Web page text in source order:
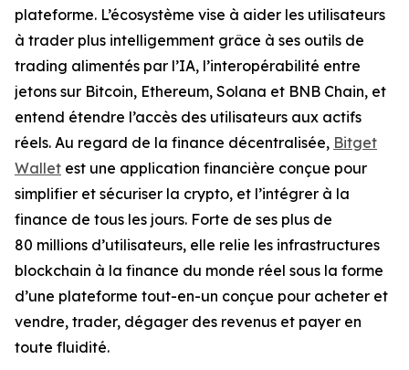
plateforme. L’écosystème vise à aider les utilisateurs
à trader plus intelligemment grâce à ses outils de
trading alimentés par l’IA, l’interopérabilité entre
jetons sur Bitcoin, Ethereum, Solana et BNB Chain, et
entend étendre l’accès des utilisateurs aux actifs
réels. Au regard de la finance décentralisée, Bitget
Wallet est une application financière conçue pour
simplifier et sécuriser la crypto, et l’intégrer à la
finance de tous les jours. Forte de ses plus de
80 millions d’utilisateurs, elle relie les infrastructures
blockchain à la finance du monde réel sous la forme
d’une plateforme tout-en-un conçue pour acheter et
vendre, trader, dégager des revenus et payer en
toute fluidité.